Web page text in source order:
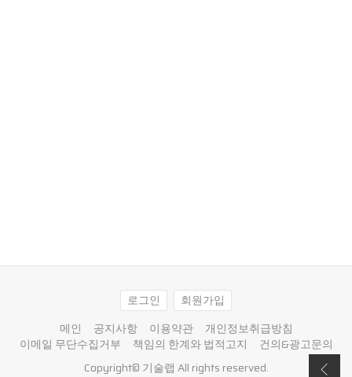
로그인
회원가입
메인
공지사항 이용약관
개인정보취급방침
이메일 무단수집거부
책임의 한계와 법적고지
건의&광고문의
Copyright© 기술랩 All rights reserved.